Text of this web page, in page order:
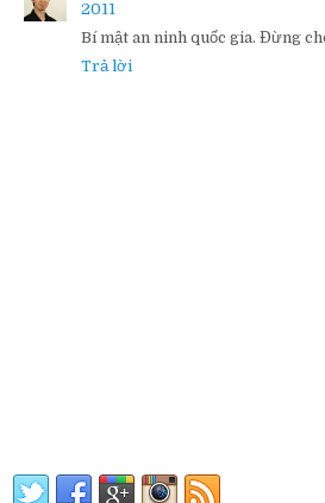
2011
Bí mật an ninh quốc gia. Đừng
Trả lời